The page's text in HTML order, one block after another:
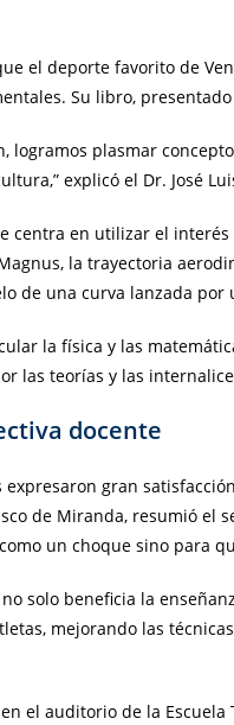
el deporte favorito de
Su libro,
logramos plasmar
explicó el Dr. José
centra en utilizar el
la trayectoria
de una curva lanzada
la física y las
las teorías y las
docente
gran
de Miranda, resumió el
un choque sino para
solo beneficia la
mejorando las
el auditorio de la